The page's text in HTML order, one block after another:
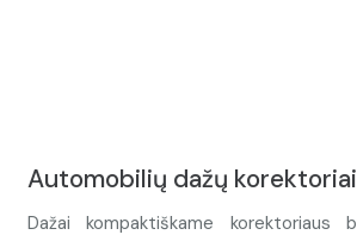
Automobilių dažų korektoriai
Dažai kompaktiškame korektoriaus